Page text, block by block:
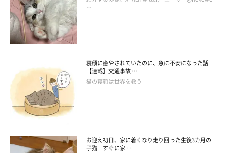
とした目)
…
寝顔に癒やされていたのに、急に不安になった話
【連載】交通事故 …
猫の寝顔は世界を救う
お迎え初日、家に着くなり走り回った生後3カ月の
子猫 すぐに家 …